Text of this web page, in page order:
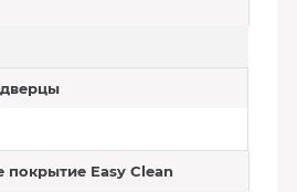
Easy Clean